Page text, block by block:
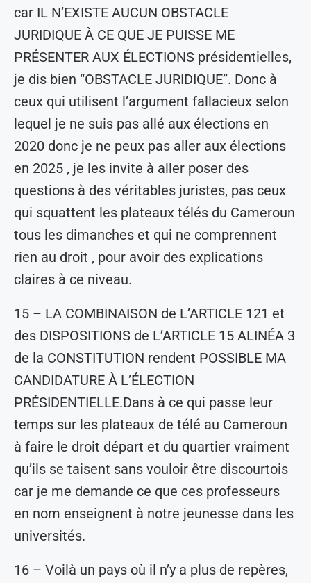
car IL N’EXISTE AUCUN OBSTACLE
JURIDIQUE À CE QUE JE PUISSE ME
PRÉSENTER AUX ÉLECTIONS présidentielles,
je dis bien “OBSTACLE JURIDIQUE”. Donc à
ceux qui utilisent l’argument fallacieux selon
lequel je ne suis pas allé aux élections en
2020 donc je ne peux pas aller aux élections
en 2025 , je les invite à aller poser des
questions à des véritables juristes, pas ceux
qui squattent les plateaux télés du Cameroun
tous les dimanches et qui ne comprennent
rien au droit , pour avoir des explications
claires à ce niveau.
15 – LA COMBINAISON de L’ARTICLE 121 et
des DISPOSITIONS de L’ARTICLE 15 ALINÉA 3
de la CONSTITUTION rendent POSSIBLE MA
CANDIDATURE À L’ÉLECTION
PRÉSIDENTIELLE.Dans à ce qui passe leur
temps sur les plateaux de télé au Cameroun
à faire le droit départ et du quartier vraiment
qu’ils se taisent sans vouloir être discourtois
car je me demande ce que ces professeurs
en nom enseignent à notre jeunesse dans les
universités.
16 – Voilà un pays où il n’y a plus de repères,